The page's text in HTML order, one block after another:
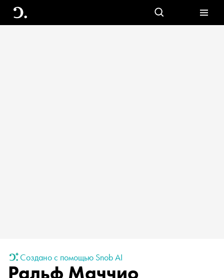
Создано с помощью Snob AI
Ральф Маччио